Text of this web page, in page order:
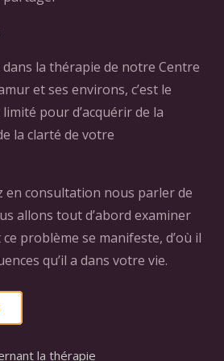
la thérapie de notre Centre
et ses environs, c’est le
pour d’acquérir de la
la clarté de votre
en consultation nous parler de
allons tout d’abord examiner
problème se manifeste, d’où il
qu’il a dans votre vie.
la thérapie